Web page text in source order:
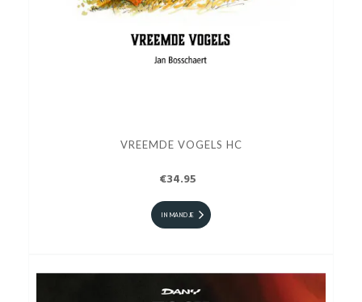
VREEMDE VOGELS HC
€34.95
IN MANDJE